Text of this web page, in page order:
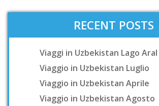
RECENT POSTS
Viaggi in Uzbekistan Lago Aral
Viaggio in Uzbekistan Luglio
Viaggio in Uzbekistan Aprile
Viaggio in Uzbekistan Agosto